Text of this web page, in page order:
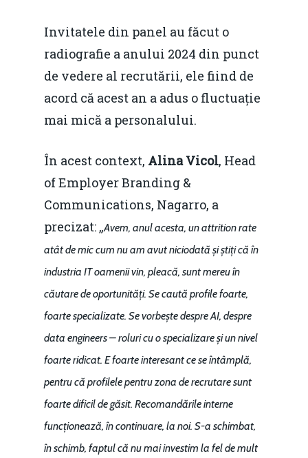
Invitatele din panel au făcut o
radiografie a anului 2024 din punct
de vedere al recrutării, ele fiind de
acord că acest an a adus o fluctuație
mai mică a personalului.
În acest context, Alina Vicol, Head
of Employer Branding &
Communications, Nagarro, a
precizat: „Avem, anul acesta, un attrition rate
atât de mic cum nu am avut niciodată și știți că în
industria IT oamenii vin, pleacă, sunt mereu în
căutare de oportunități. Se caută profile foarte,
foarte specializate. Se vorbește despre AI, despre
data engineers – roluri cu o specializare și un nivel
foarte ridicat. E foarte interesant ce se întâmplă,
pentru că profilele pentru zona de recrutare sunt
foarte dificil de găsit. Recomandările interne
funcționează, în continuare, la noi. S-a schimbat,
în schimb, faptul că nu mai investim la fel de mult